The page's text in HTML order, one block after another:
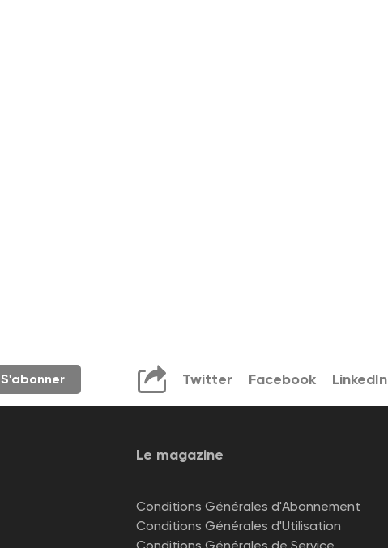
S'abonner Twitter Facebook LinkedIn
Le magazine
Conditions Générales d'Abonnement
Conditions Générales d'Utilisation